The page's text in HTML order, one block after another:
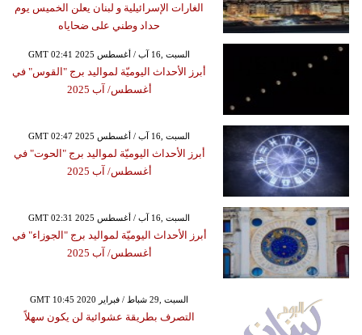
الغارات الإسرائيلية و لبنان يعلن الخميس يوم
حداد وطني على ضحاياه
GMT 02:41 2025 السبت ,16 آب / أغسطس
أبرز الأحداث اليوميّة لمواليد برج "القوس" في
أغسطس/ آب 2025
GMT 02:47 2025 السبت ,16 آب / أغسطس
أبرز الأحداث اليوميّة لمواليد برج "الحوت" في
أغسطس/ آب 2025
GMT 02:31 2025 السبت ,16 آب / أغسطس
أبرز الأحداث اليوميّة لمواليد برج "الجوزاء" في
أغسطس/ آب 2025
GMT 10:45 2020 السبت ,29 شباط / فبراير
التصرف بطريقة عشوائية لن يكون سهلاً